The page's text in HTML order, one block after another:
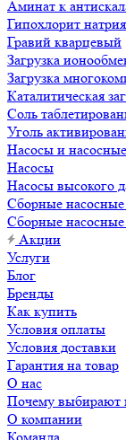
Аминат к
Гипохлорит натрия
Гравий кварцевый
Загрузка
Загрузка
Каталитическая
Соль
Уголь
Насосы и
Насосы
Насосы высокого
Сборные насосные
Сборные насосные
Акции
Услуги
Блог
Бренды
Как купить
Условия оплаты
Условия доставки
Гарантия на товар
О нас
Почему выбирают
О компании